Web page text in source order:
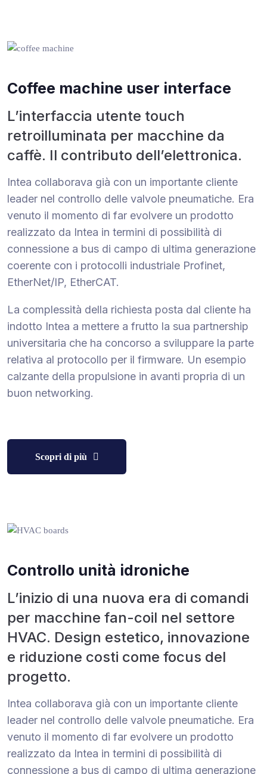
Coffee machine user interface
L’interfaccia utente touch
retroilluminata per macchine da
caffè. Il contributo dell’elettronica.
Intea collaborava già con un importante cliente
leader nel controllo delle valvole pneumatiche. Era
venuto il momento di far evolvere un prodotto
realizzato da Intea in termini di possibilità di
connessione a bus di campo di ultima generazione
coerente con i protocolli industriale Profinet,
EtherNet/IP, EtherCAT.
La complessità della richiesta posta dal cliente ha
indotto Intea a mettere a frutto la sua partnership
universitaria che ha concorso a sviluppare la parte
relativa al protocollo per il firmware. Un esempio
calzante della propulsione in avanti propria di un
buon networking.
Scopri di più
Controllo unità idroniche
L’inizio di una nuova era di comandi
per macchine fan-coil nel settore
HVAC. Design estetico, innovazione
e riduzione costi come focus del
progetto.
Intea collaborava già con un importante cliente
leader nel controllo delle valvole pneumatiche. Era
venuto il momento di far evolvere un prodotto
realizzato da Intea in termini di possibilità di
connessione a bus di campo di ultima generazione